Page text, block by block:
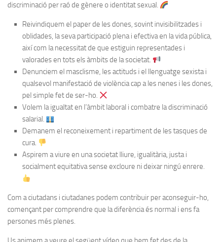
discriminació per raó de gènere o identitat sexual.
Reivindiquem el paper de les dones, sovint invisibilitzades i
oblidades, la seva participació plena i efectiva en la vida pública,
així com la necessitat de que estiguin representades i
valorades en tots els àmbits de la societat.
Denunciem el masclisme, les actituds i el llenguatge sexista i
qualsevol manifestació de violència cap a les nenes i les dones,
pel simple fet de ser-ho.
Volem la igualtat en l’àmbit laboral i combatre la discriminació
salarial.
Demanem el reconeixement i repartiment de les tasques de
cura.
Aspirem a viure en una societat lliure, igualitària, justa i
socialment equitativa sense excloure ni deixar ningú enrere.
Com a ciutadans i ciutadanes podem contribuir per aconseguir-ho,
començant per comprendre que la diferència és normal i ens fa
persones més plenes.